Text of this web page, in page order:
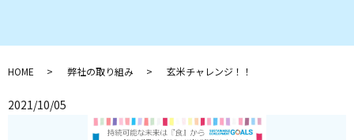
HOME 弊社の取り組み 玄米チャレンジ！！
2021/10/05